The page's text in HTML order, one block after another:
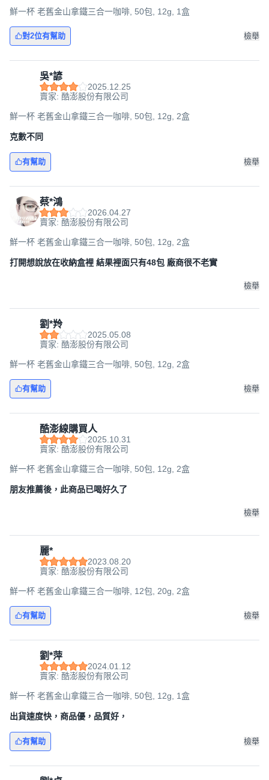
鮮一杯 老舊金山拿鐵三合一咖啡, 50包, 12g, 1盒
對2位有幫助 檢舉
吳*諺
2025.12.25
賣家: 酷澎股份有限公司
鮮一杯 老舊金山拿鐵三合一咖啡, 50包, 12g, 2盒
克數不同
有幫助 檢舉
蔡*鴻
2026.04.27
賣家: 酷澎股份有限公司
鮮一杯 老舊金山拿鐵三合一咖啡, 50包, 12g, 2盒
打開想說放在收納盒裡 結果裡面只有48包 廠商很不老實
檢舉
劉*羚
2025.05.08
賣家: 酷澎股份有限公司
鮮一杯 老舊金山拿鐵三合一咖啡, 50包, 12g, 2盒
有幫助 檢舉
酷澎線購買人
2025.10.31
賣家: 酷澎股份有限公司
鮮一杯 老舊金山拿鐵三合一咖啡, 50包, 12g, 2盒
朋友推薦後，此商品已喝好久了
檢舉
麗*
2023.08.20
賣家: 酷澎股份有限公司
鮮一杯 老舊金山拿鐵三合一咖啡, 12包, 20g, 2盒
有幫助 檢舉
劉*萍
2024.01.12
賣家: 酷澎股份有限公司
鮮一杯 老舊金山拿鐵三合一咖啡, 50包, 12g, 1盒
出貨速度快，商品優，品質好，
有幫助 檢舉